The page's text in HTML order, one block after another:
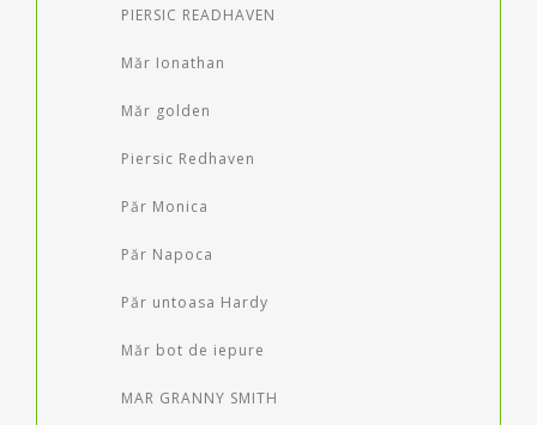
PIERSIC READHAVEN
Măr Ionathan
Măr golden
Piersic Redhaven
Păr Monica
Păr Napoca
Păr untoasa Hardy
Măr bot de iepure
MAR GRANNY SMITH